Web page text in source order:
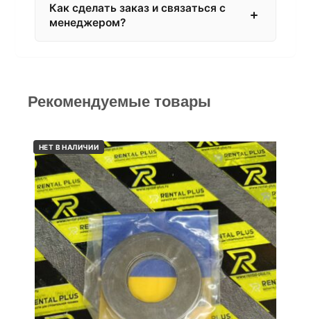
Как сделать заказ и связаться с
менеджером?
Рекомендуемые товары
НЕТ В НАЛИЧИИ